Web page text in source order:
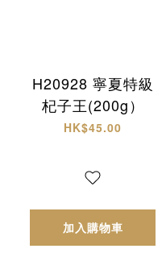
H20928 寧夏特級
杞子王(200g）
HK$45.00
加入購物車